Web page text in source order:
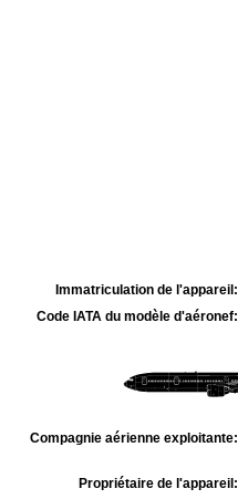
Immatriculation de l'appareil:
Code IATA du modèle d'aéronef:
Compagnie aérienne exploitante:
Propriétaire de l'appareil: